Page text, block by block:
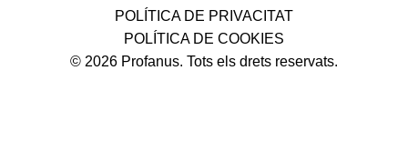
POLÍTICA DE PRIVACITAT
POLÍTICA DE COOKIES
© 2026 Profanus. Tots els drets reservats.